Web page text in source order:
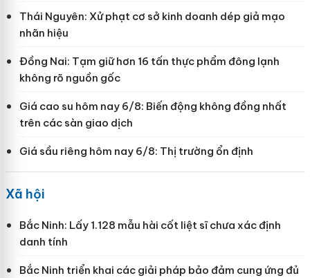
Thái Nguyên: Xử phạt cơ sở kinh doanh dép giả mạo
nhãn hiệu
Đồng Nai: Tạm giữ hơn 16 tấn thực phẩm đông lạnh
không rõ nguồn gốc
Giá cao su hôm nay 6/8: Biến động không đồng nhất
trên các sàn giao dịch
Giá sầu riêng hôm nay 6/8: Thị trường ổn định
Xã hội
Bắc Ninh: Lấy 1.128 mẫu hài cốt liệt sĩ chưa xác định
danh tính
Bắc Ninh triển khai các giải pháp bảo đảm cung ứng đủ